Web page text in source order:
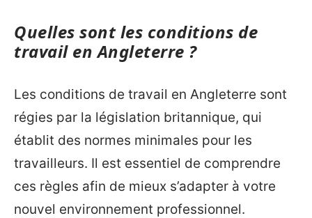
Quelles sont les conditions de
travail en Angleterre ?
Les conditions de travail en Angleterre sont
régies par la législation britannique, qui
établit des normes minimales pour les
travailleurs. Il est essentiel de comprendre
ces règles afin de mieux s’adapter à votre
nouvel environnement professionnel.